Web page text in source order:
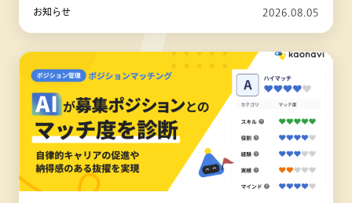
お知らせ 2026.08.05